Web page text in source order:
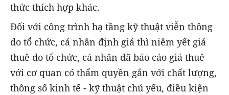
thức thích hợp khác.
Đối với công trình hạ tầng kỹ thuật viễn thông
do tổ chức, cá nhân định giá thì niêm yết giá
thuê do tổ chức, cá nhân đã báo cáo giá thuê
với cơ quan có thẩm quyền gắn với chất lượng,
thông số kinh tế - kỹ thuật chủ yếu, điều kiện